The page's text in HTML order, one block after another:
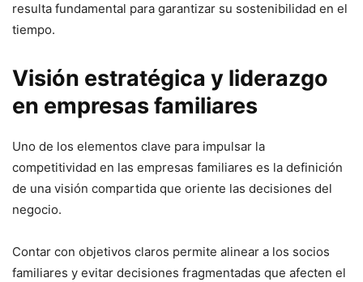
resulta fundamental para garantizar su sostenibilidad en el
tiempo.
Visión estratégica y liderazgo
en empresas familiares
Uno de los elementos clave para impulsar la
competitividad en las empresas familiares es la definición
de una visión compartida que oriente las decisiones del
negocio.
Contar con objetivos claros permite alinear a los socios
familiares y evitar decisiones fragmentadas que afecten el